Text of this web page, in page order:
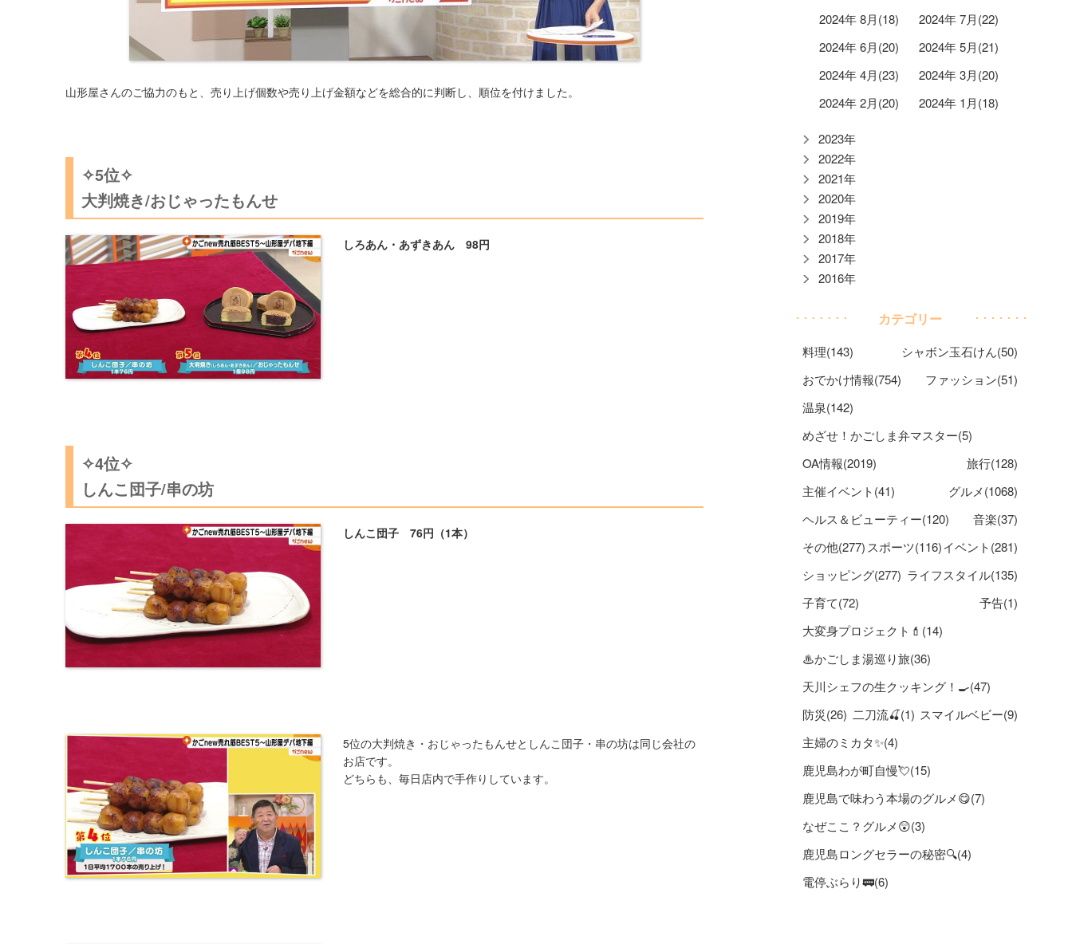
山形屋さんのご協力のもと、売り上げ個数や売り上げ金額などを総合的に判断し、順位を付けました。
✧5位✧
大判焼き/おじゃったもんせ
しろあん・あずきあん 98円
✧4位✧
しんこ団子/串の坊
しんこ団子 76円（1本）
5位の大判焼き・おじゃったもんせとしんこ団子・串の坊は同じ会社の
お店です。
どちらも、毎日店内で手作りしています。
2024年 8月(18)
2024年 7月(22)
2024年 6月(20)
2024年 5月(21)
2024年 4月(23)
2024年 3月(20)
2024年 2月(20)
2024年 1月(18)
2023年
2022年
2021年
2020年
2019年
2018年
2017年
2016年
カテゴリー
料理(143)
シャボン玉石けん(50)
おでかけ情報(754)
ファッション(51)
温泉(142)
めざせ！かごしま弁マスター(5)
OA情報(2019)
旅行(128)
主催イベント(41)
グルメ(1068)
ヘルス＆ビューティー(120)
音楽(37)
その他(277) スポーツ(116)イベント(281)
ショッピング(277) ライフスタイル(135)
子育て(72)
予告(1)
大変身プロジェクト💄(14)
♨かごしま湯巡り旅(36)
天川シェフの生クッキング！🍳(47)
防災(26) 二刀流🍒(1) スマイルベビー(9)
主婦のミカタ✨(4)
鹿児島わが町自慢💘(15)
鹿児島で味わう本場のグルメ😋(7)
なぜここ？グルメ😲(3)
鹿児島ロングセラーの秘密🔍(4)
電停ぶらり🚃(6)